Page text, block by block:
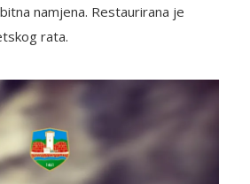
namjena. Restaurirana je
rata.